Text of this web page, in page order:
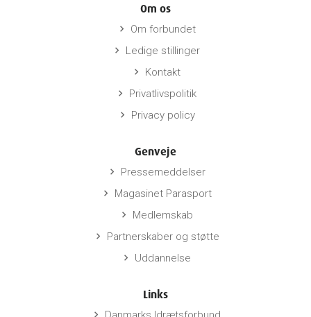
Om os
keyboard_arrow_right Om forbundet
keyboard_arrow_right Ledige stillinger
keyboard_arrow_right Kontakt
keyboard_arrow_right Privatlivspolitik
keyboard_arrow_right Privacy policy
Genveje
keyboard_arrow_right Pressemeddelser
keyboard_arrow_right Magasinet Parasport
keyboard_arrow_right Medlemskab
keyboard_arrow_right Partnerskaber og støtte
keyboard_arrow_right Uddannelse
Links